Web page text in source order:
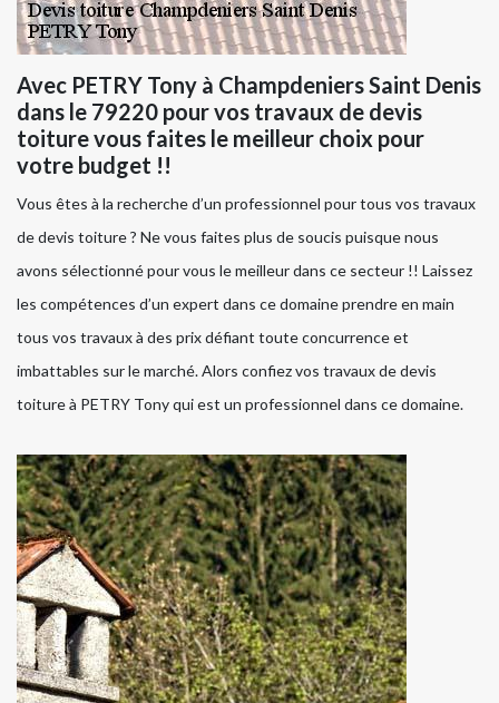
Avec PETRY Tony à Champdeniers Saint Denis
dans le 79220 pour vos travaux de devis
toiture vous faites le meilleur choix pour
votre budget !!
Vous êtes à la recherche d’un professionnel pour tous vos travaux
de devis toiture ? Ne vous faites plus de soucis puisque nous
avons sélectionné pour vous le meilleur dans ce secteur !! Laissez
les compétences d’un expert dans ce domaine prendre en main
tous vos travaux à des prix défiant toute concurrence et
imbattables sur le marché. Alors confiez vos travaux de devis
toiture à PETRY Tony qui est un professionnel dans ce domaine.